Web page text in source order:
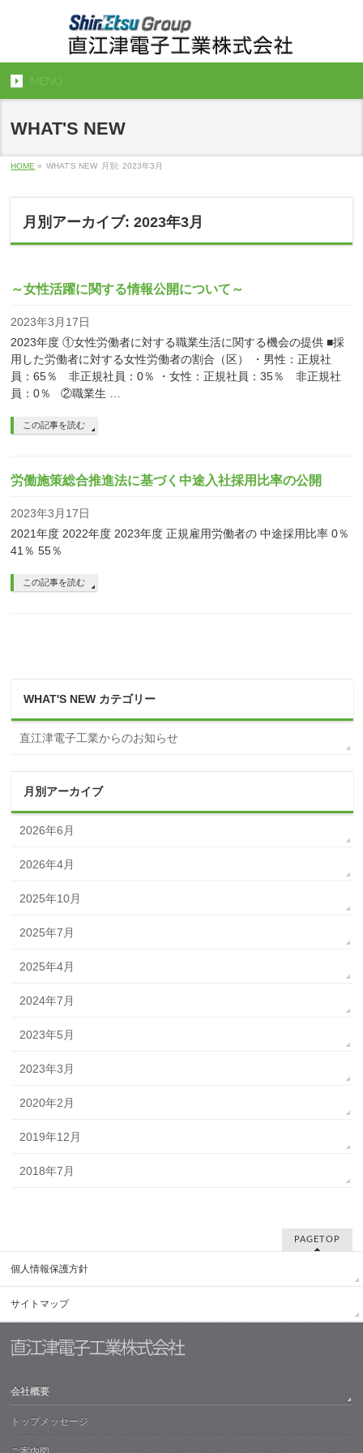
MENU
WHAT'S NEW
HOME » WHAT'S NEW 月別: 2023年3月
月別アーカイブ: 2023年3月
～女性活躍に関する情報公開について～
2023年3月17日
2023年度 ①女性労働者に対する職業生活に関する機会の提供 ■採
用した労働者に対する女性労働者の割合（区） ・男性：正規社
員：65％ 非正規社員：0％ ・女性：正規社員：35％ 非正規社
員：0％ ②職業生 …
この記事を読む
労働施策総合推進法に基づく中途入社採用比率の公開
2023年3月17日
2021年度 2022年度 2023年度 正規雇用労働者の 中途採用比率 0％
41％ 55％
この記事を読む
WHAT'S NEW カテゴリー
直江津電子工業からのお知らせ
月別アーカイブ
2026年6月
2026年4月
2025年10月
2025年7月
2025年4月
2024年7月
2023年5月
2023年3月
2020年2月
2019年12月
2018年7月
PAGETOP
個人情報保護方針
サイトマップ
会社概要
トップメッセージ